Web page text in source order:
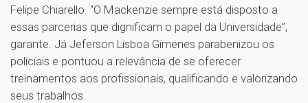
Felipe Chiarello. “O Mackenzie sempre está disposto a
essas parcerias que dignificam o papel da Universidade”,
garante. Já Jeferson Lisboa Gimenes parabenizou os
policiais e pontuou a relevância de se oferecer
treinamentos aos profissionais, qualificando e valorizando
seus trabalhos.